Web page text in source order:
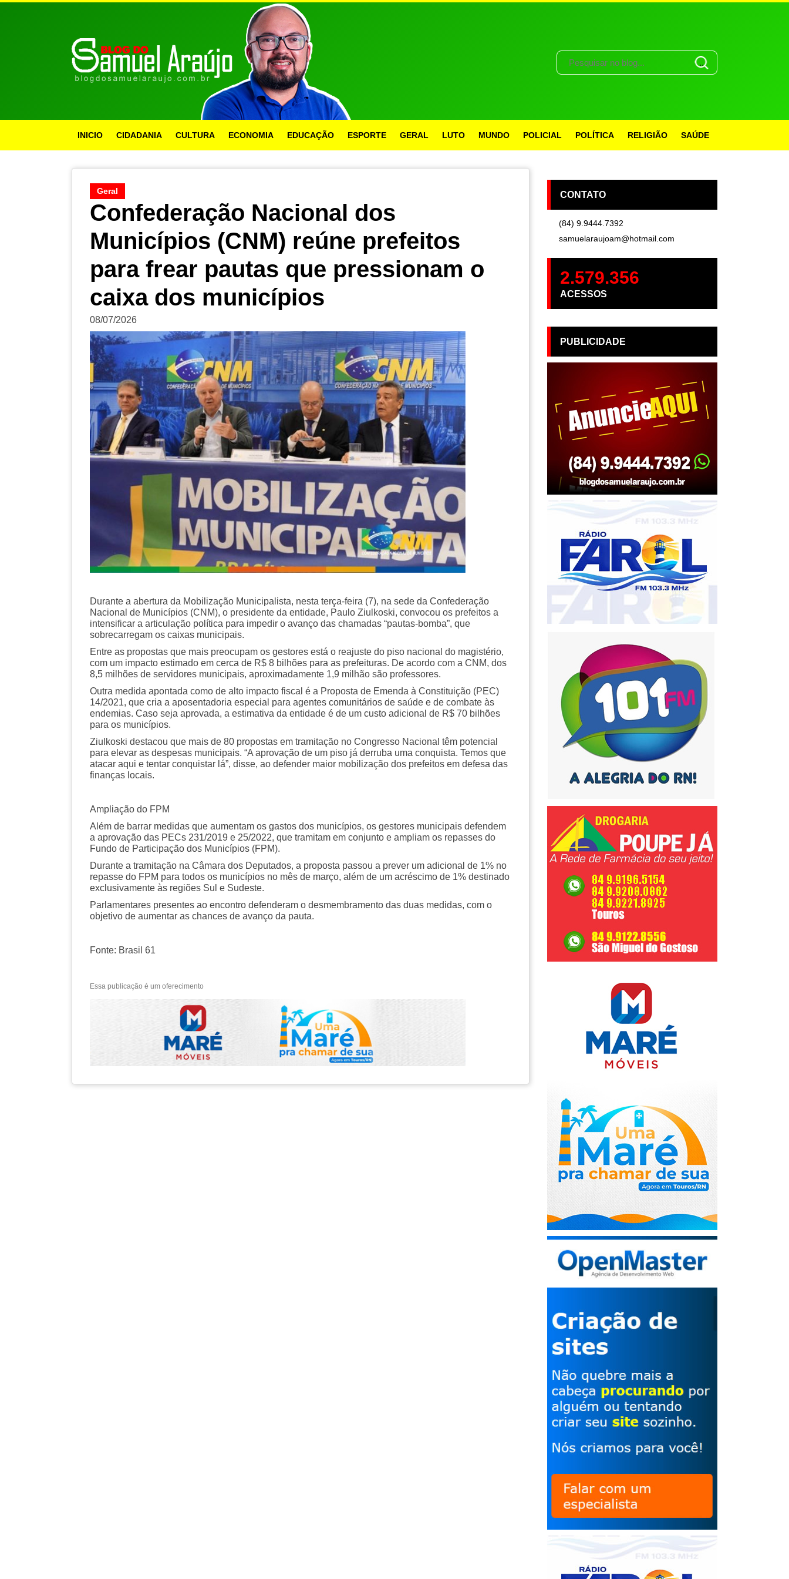
INICIO CIDADANIA CULTURA ECONOMIA EDUCAÇÃO ESPORTE GERAL LUTO MUNDO POLICIAL POLÍTICA RELIGIÃO SAÚDE
Geral
Confederação Nacional dos
Municípios (CNM) reúne prefeitos
para frear pautas que pressionam o
caixa dos municípios
08/07/2026
Durante a abertura da Mobilização Municipalista, nesta terça-feira (7), na sede da Confederação
Nacional de Municípios (CNM), o presidente da entidade, Paulo Ziulkoski, convocou os prefeitos a
intensificar a articulação política para impedir o avanço das chamadas “pautas-bomba”, que
sobrecarregam os caixas municipais.
Entre as propostas que mais preocupam os gestores está o reajuste do piso nacional do magistério,
com um impacto estimado em cerca de R$ 8 bilhões para as prefeituras. De acordo com a CNM, dos
8,5 milhões de servidores municipais, aproximadamente 1,9 milhão são professores.
Outra medida apontada como de alto impacto fiscal é a Proposta de Emenda à Constituição (PEC)
14/2021, que cria a aposentadoria especial para agentes comunitários de saúde e de combate às
endemias. Caso seja aprovada, a estimativa da entidade é de um custo adicional de R$ 70 bilhões
para os municípios.
Ziulkoski destacou que mais de 80 propostas em tramitação no Congresso Nacional têm potencial
para elevar as despesas municipais. “A aprovação de um piso já derruba uma conquista. Temos que
atacar aqui e tentar conquistar lá”, disse, ao defender maior mobilização dos prefeitos em defesa das
finanças locais.
Ampliação do FPM
Além de barrar medidas que aumentam os gastos dos municípios, os gestores municipais defendem
a aprovação das PECs 231/2019 e 25/2022, que tramitam em conjunto e ampliam os repasses do
Fundo de Participação dos Municípios (FPM).
Durante a tramitação na Câmara dos Deputados, a proposta passou a prever um adicional de 1% no
repasse do FPM para todos os municípios no mês de março, além de um acréscimo de 1% destinado
exclusivamente às regiões Sul e Sudeste.
Parlamentares presentes ao encontro defenderam o desmembramento das duas medidas, com o
objetivo de aumentar as chances de avanço da pauta.
Fonte: Brasil 61
Essa publicação é um oferecimento
CONTATO
(84) 9.9444.7392
samuelaraujoam@hotmail.com
2.579.356
ACESSOS
PUBLICIDADE